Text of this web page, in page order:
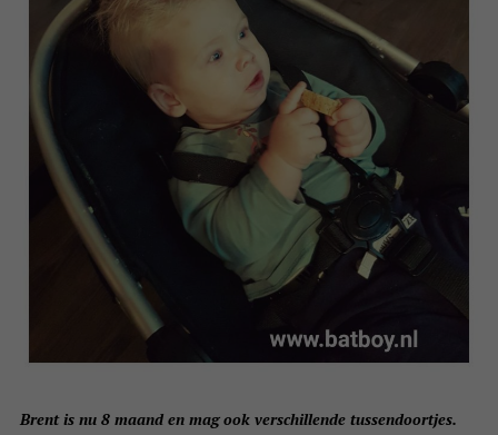
Brent is nu 8 maand en mag ook verschillende tussendoortjes.